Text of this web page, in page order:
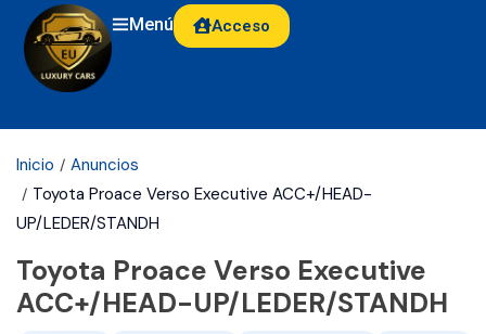
Menú Acceso
Inicio
Anuncios
Toyota Proace Verso Executive ACC+/HEAD-
UP/LEDER/STANDH
Toyota Proace Verso Executive
ACC+/HEAD-UP/LEDER/STANDH